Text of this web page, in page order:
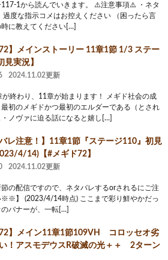
117-1から読んでいきます。 ⚠️注意事項⚠️ ・ネタ
過度な指示コメはお控えください （困ったら言
時に教えてください[…]
72】メインストーリー 11章1節 1/3 ステー
見実況】
2024.11.02更新
が終わり、11章が始まります！ メギド社会の成
最初のメギドかつ最初のエルダーである（とされ
ノヴァに迫る話になると嬉し[…]
レ注意！】11章1節『ステージ110』初見
4/14)【#メギド72】
2024.11.02更新
の配信ですので、ネタバレするorされるにご注
※※】 (2023/4/14時点) ここまで彩り鮮やかだっ
バナーが、一転[…]
72】メイン11章1節109VH コロッセオ劣
！アスモデウスR破滅の光＋＋ 2ターン